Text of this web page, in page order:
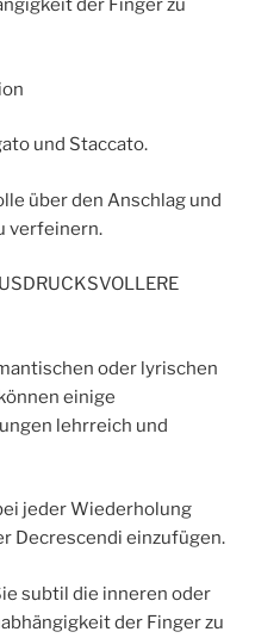
der Finger zu
und Staccato.
über den Anschlag und
verfeinern.
oder lyrischen
einige
lehrreich und
jeder Wiederholung
Decrescendi einzufügen.
subtil die inneren oder
der Finger zu